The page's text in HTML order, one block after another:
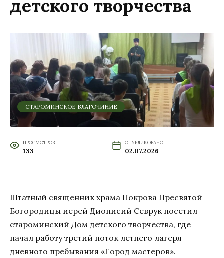
детского творчества
СТАРОМИНСКОЕ БЛАГОЧИНИЕ
ПРОСМОТРОВ
133
ОПУБЛИКОВАНО
02.07.2026
Штатный священник храма Покрова Пресвятой
Богородицы иерей Дионисий Севрук посетил
староминский Дом детского творчества, где
начал работу третий поток летнего лагеря
дневного пребывания «Город мастеров».